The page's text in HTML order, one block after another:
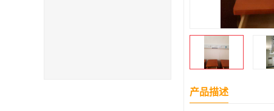
产品描述